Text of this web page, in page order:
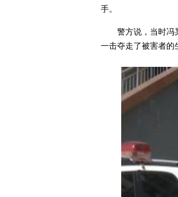
手。
警方说，当时冯
一击夺走了被害者的